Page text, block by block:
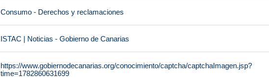
Consumo - Derechos y reclamaciones
ISTAC | Noticias - Gobierno de Canarias
https://www.gobiernodecanarias.org/conocimiento/captcha/captchaImagen.jsp?
time=1782860631699